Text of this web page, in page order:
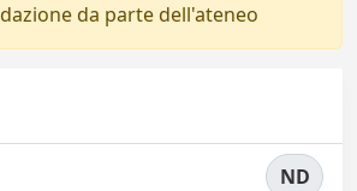
da parte dell'ateneo
ND